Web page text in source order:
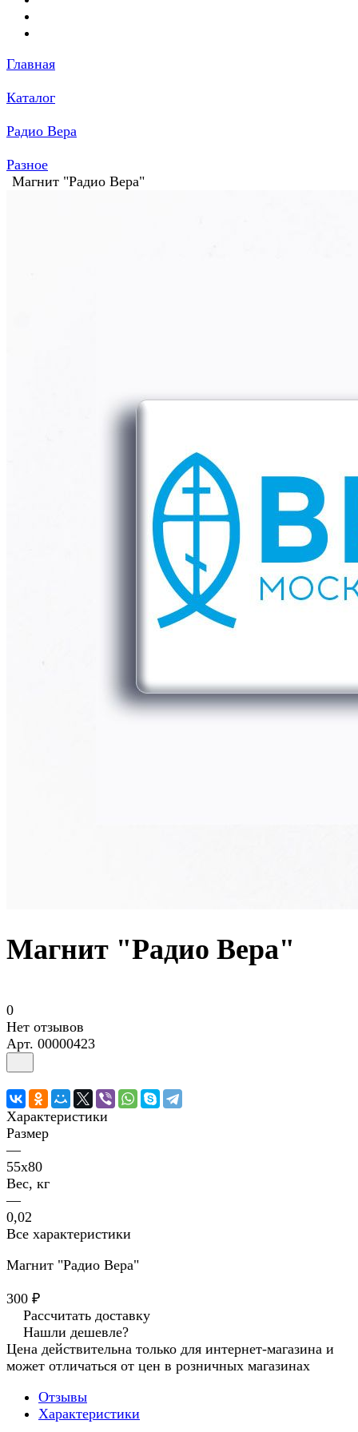
Главная
Каталог
Радио Вера
Разное
Магнит "Радио Вера"
Магнит "Радио Вера"
0
Нет отзывов
Арт. 00000423
Характеристики
Размер
—
55х80
Вес, кг
—
0,02
Все характеристики
Магнит "Радио Вера"
300 ₽
Рассчитать доставку
Нашли дешевле?
Цена действительна только для интернет-магазина и
может отличаться от цен в розничных магазинах
Отзывы
Характеристики